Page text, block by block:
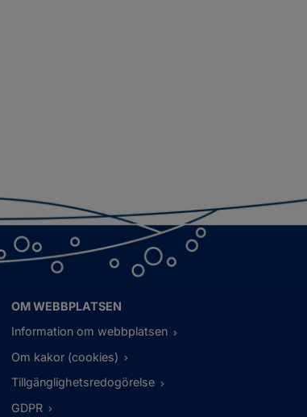
OM WEBBPLATSEN
Information om webbplatsen
Om kakor (cookies)
Tillgänglighetsredogörelse
GDPR